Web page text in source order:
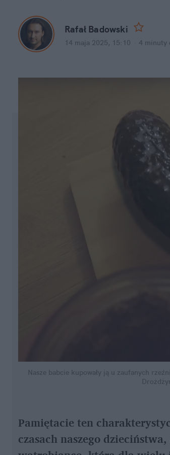
Rafał Badowski
14 maja 2025, 15:10 4 minuty
Nasze babcie kupowały ją u zaufanych
Pamiętacie ten
czasach naszego